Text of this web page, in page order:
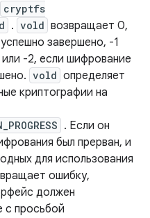
cryptfs
. vold возвращает 0,
завершено, -1
-2, если шифрование
vold определяет
криптографии на
. Если он
был прерван, и
для использования
ошибку,
должен
с просьбой